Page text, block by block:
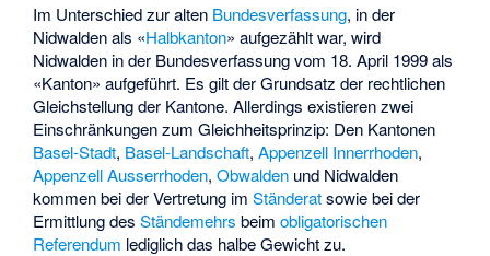
Im Unterschied zur alten Bundesverfassung, in der
Nidwalden als «Halbkanton» aufgezählt war, wird
Nidwalden in der Bundesverfassung vom 18. April 1999 als
«Kanton» aufgeführt. Es gilt der Grundsatz der rechtlichen
Gleichstellung der Kantone. Allerdings existieren zwei
Einschränkungen zum Gleichheitsprinzip: Den Kantonen
Basel-Stadt, Basel-Landschaft,Appenzell Innerrhoden,
Appenzell Ausserrhoden,Obwalden und Nidwalden
kommen bei der Vertretung imStänderatsowie bei der
Ermittlung desStändemehrs beimobligatorischen
Referendum lediglich das halbe Gewicht zu.